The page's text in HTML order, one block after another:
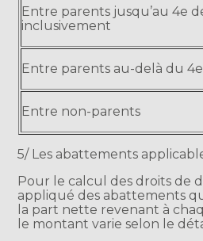
Entre parents jusqu’au 4e
inclusivement
Entre parents au-delà du
Entre non-parents
5/ Les abattements
Pour le calcul des droits de
appliqué des abattements
la part nette revenant à
le montant varie selon le